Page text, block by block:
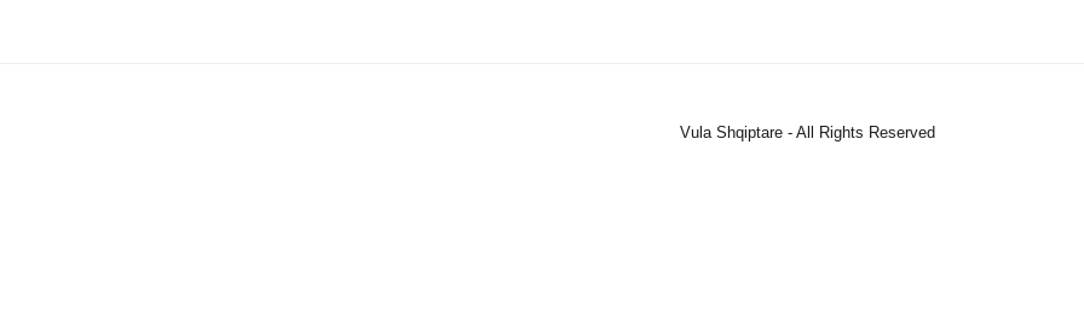
Vula Shqiptare - All Rights Reserved